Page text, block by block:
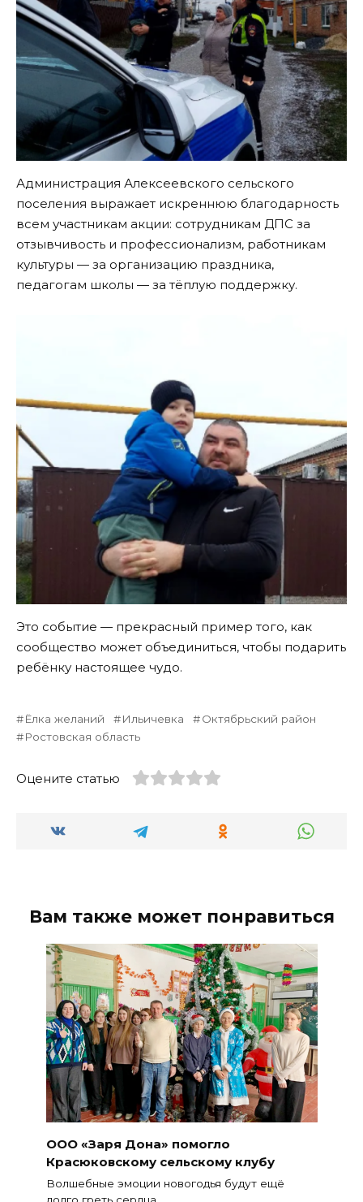
Администрация Алексеевского сельского
поселения выражает искреннюю благодарность
всем участникам акции: сотрудникам ДПС за
отзывчивость и профессионализм, работникам
культуры — за организацию праздника,
педагогам школы — за тёплую поддержку.
Это событие — прекрасный пример того, как
сообщество может объединиться, чтобы подарить
ребёнку настоящее чудо.
Ёлка желаний Ильичевка
Октябрьский район
Ростовская область
Оцените статью
Вам также может понравиться
ООО «Заря Дона» помогло
Красюковскому сельскому клубу
Волшебные эмоции новогодья будут ещё